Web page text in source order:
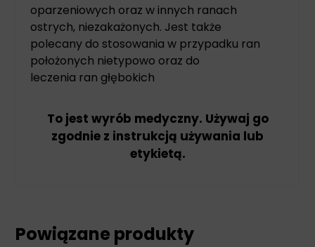
oparzeniowych oraz w innych ranach
ostrych, niezakażonych. Jest także
polecany do stosowania w przypadku ran
położonych nietypowo oraz do
leczenia ran głębokich
To jest wyrób medyczny. Używaj go
zgodnie z instrukcją używania lub
etykietą.
Powiązane produkty